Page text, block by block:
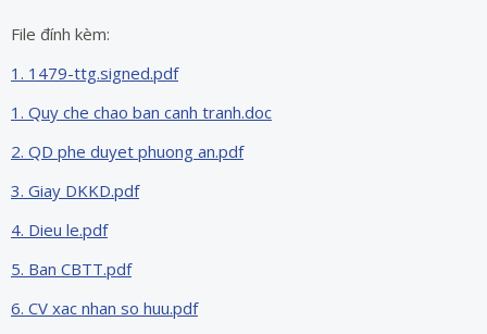
File đính kèm:
1. 1479-ttg.signed.pdf
1. Quy che chao ban canh tranh.doc
2. QD phe duyet phuong an.pdf
3. Giay DKKD.pdf
4. Dieu le.pdf
5. Ban CBTT.pdf
6. CV xac nhan so huu.pdf